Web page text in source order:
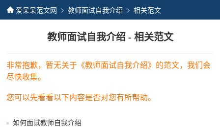
爱呆呆范文网 教师面试自我介绍 相关范文
教师面试自我介绍 - 相关范文
非常抱歉，暂无关于《教师面试自我介绍》的范文，我们会
尽快收集。
您可以先看看以下内容是否对您有所帮助。
如何面试教师自我介绍